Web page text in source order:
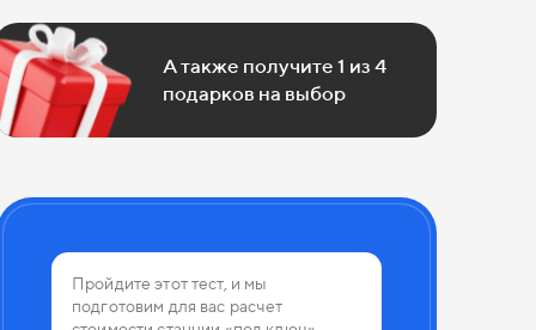
А также получите 1 из 4
подарков на выбор
Пройдите этот тест, и мы
подготовим для вас расчет